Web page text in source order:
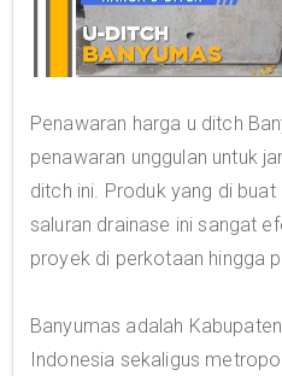
Penawaran harga u ditch
penawaran unggulan untuk
ditch ini. Produk yang di
saluran drainase ini sangat
proyek di perkotaan hingga
Banyumas adalah
Indonesia sekaligus